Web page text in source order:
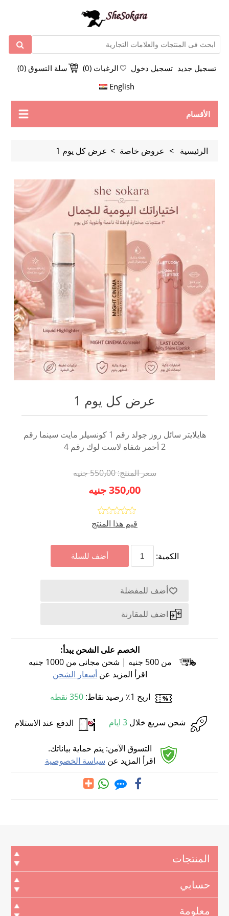
تسجيل جديد تسجيل دخول الرغبات (0) سلة التسوق (0)
English
الأقسام
الرئيسية > عروض خاصة > عرض كل يوم 1
عرض كل يوم 1
هايلايتر سائل روز جولد رقم 1 كونسيلر مايت سينما رقم
2 أحمر شفاه لاست لوك رقم 4
سعر المنتج:550٫00 جنيه
350٫00 جنيه
قيم هذا المنتج
الكمية:
الخصم على الشحن يبدأ:
من 500 جنيه | شحن مجانى من 1000 جنيه
اقرأ المزيد عن أسعار الشحن
اربح 1٪ رصيد نقاط:
350 نقطه
شحن سريع خلال3 ايام الدفع عند الاستلام
التسوق الآمن: يتم حماية بياناتك.
اقرأ المزيد عن سياسة الخصوصية
المنتجات
حسابي
معلومة